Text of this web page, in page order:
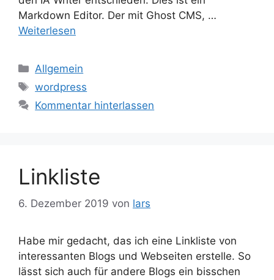
Markdown Editor. Der mit Ghost CMS, …
Weiterlesen
Kategorien
Allgemein
Schlagwörter
wordpress
Kommentar hinterlassen
Linkliste
6. Dezember 2019 von lars
Habe mir gedacht, das ich eine Linkliste von
interessanten Blogs und Webseiten erstelle. So
lässt sich auch für andere Blogs ein bisschen